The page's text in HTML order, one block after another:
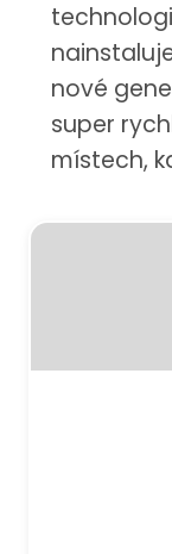
nové
super
místech,